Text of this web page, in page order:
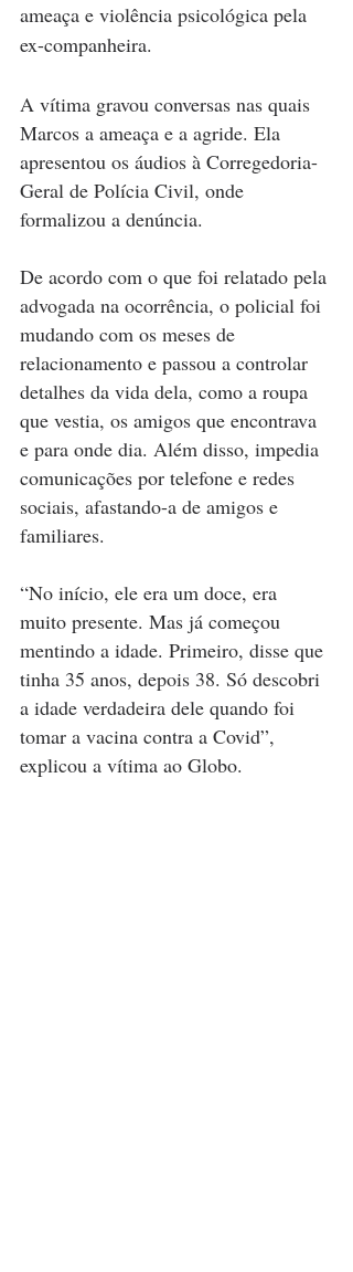
ameaça e violência psicológica pela
ex-companheira.
A vítima gravou conversas nas quais
Marcos a ameaça e a agride. Ela
apresentou os áudios à Corregedoria-
Geral de Polícia Civil, onde
formalizou a denúncia.
De acordo com o que foi relatado pela
advogada na ocorrência, o policial foi
mudando com os meses de
relacionamento e passou a controlar
detalhes da vida dela, como a roupa
que vestia, os amigos que encontrava
e para onde dia. Além disso, impedia
comunicações por telefone e redes
sociais, afastando-a de amigos e
familiares.
“No início, ele era um doce, era
muito presente. Mas já começou
mentindo a idade. Primeiro, disse que
tinha 35 anos, depois 38. Só descobri
a idade verdadeira dele quando foi
tomar a vacina contra a Covid”,
explicou a vítima ao Globo.